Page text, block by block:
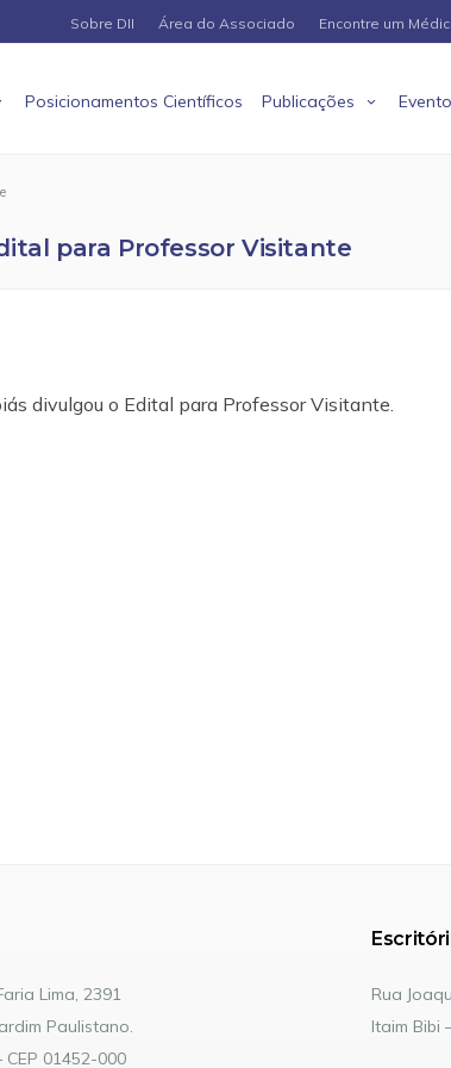
Sobre DII Área do Associado Encontre um
Posicionamentos Científicos Publicações
para Professor Visitante
divulgou o Edital para Professor Visitante.
Lima, 2391
Paulistano.
01452-000
Rua
Itaim Bibi